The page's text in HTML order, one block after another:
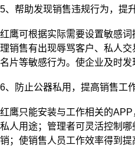
5、帮助发现销售违规行为，提
红鹰可根据实际需要设置敏感
理销售有出现辱骂客户、私人
名片等敏感行为。使企业及时发
6、防止公器私用，提高销售工
红鹰只能安装与工作相关的
私人用途；管理者可灵活控制
销；使销售人员工作效率得到提